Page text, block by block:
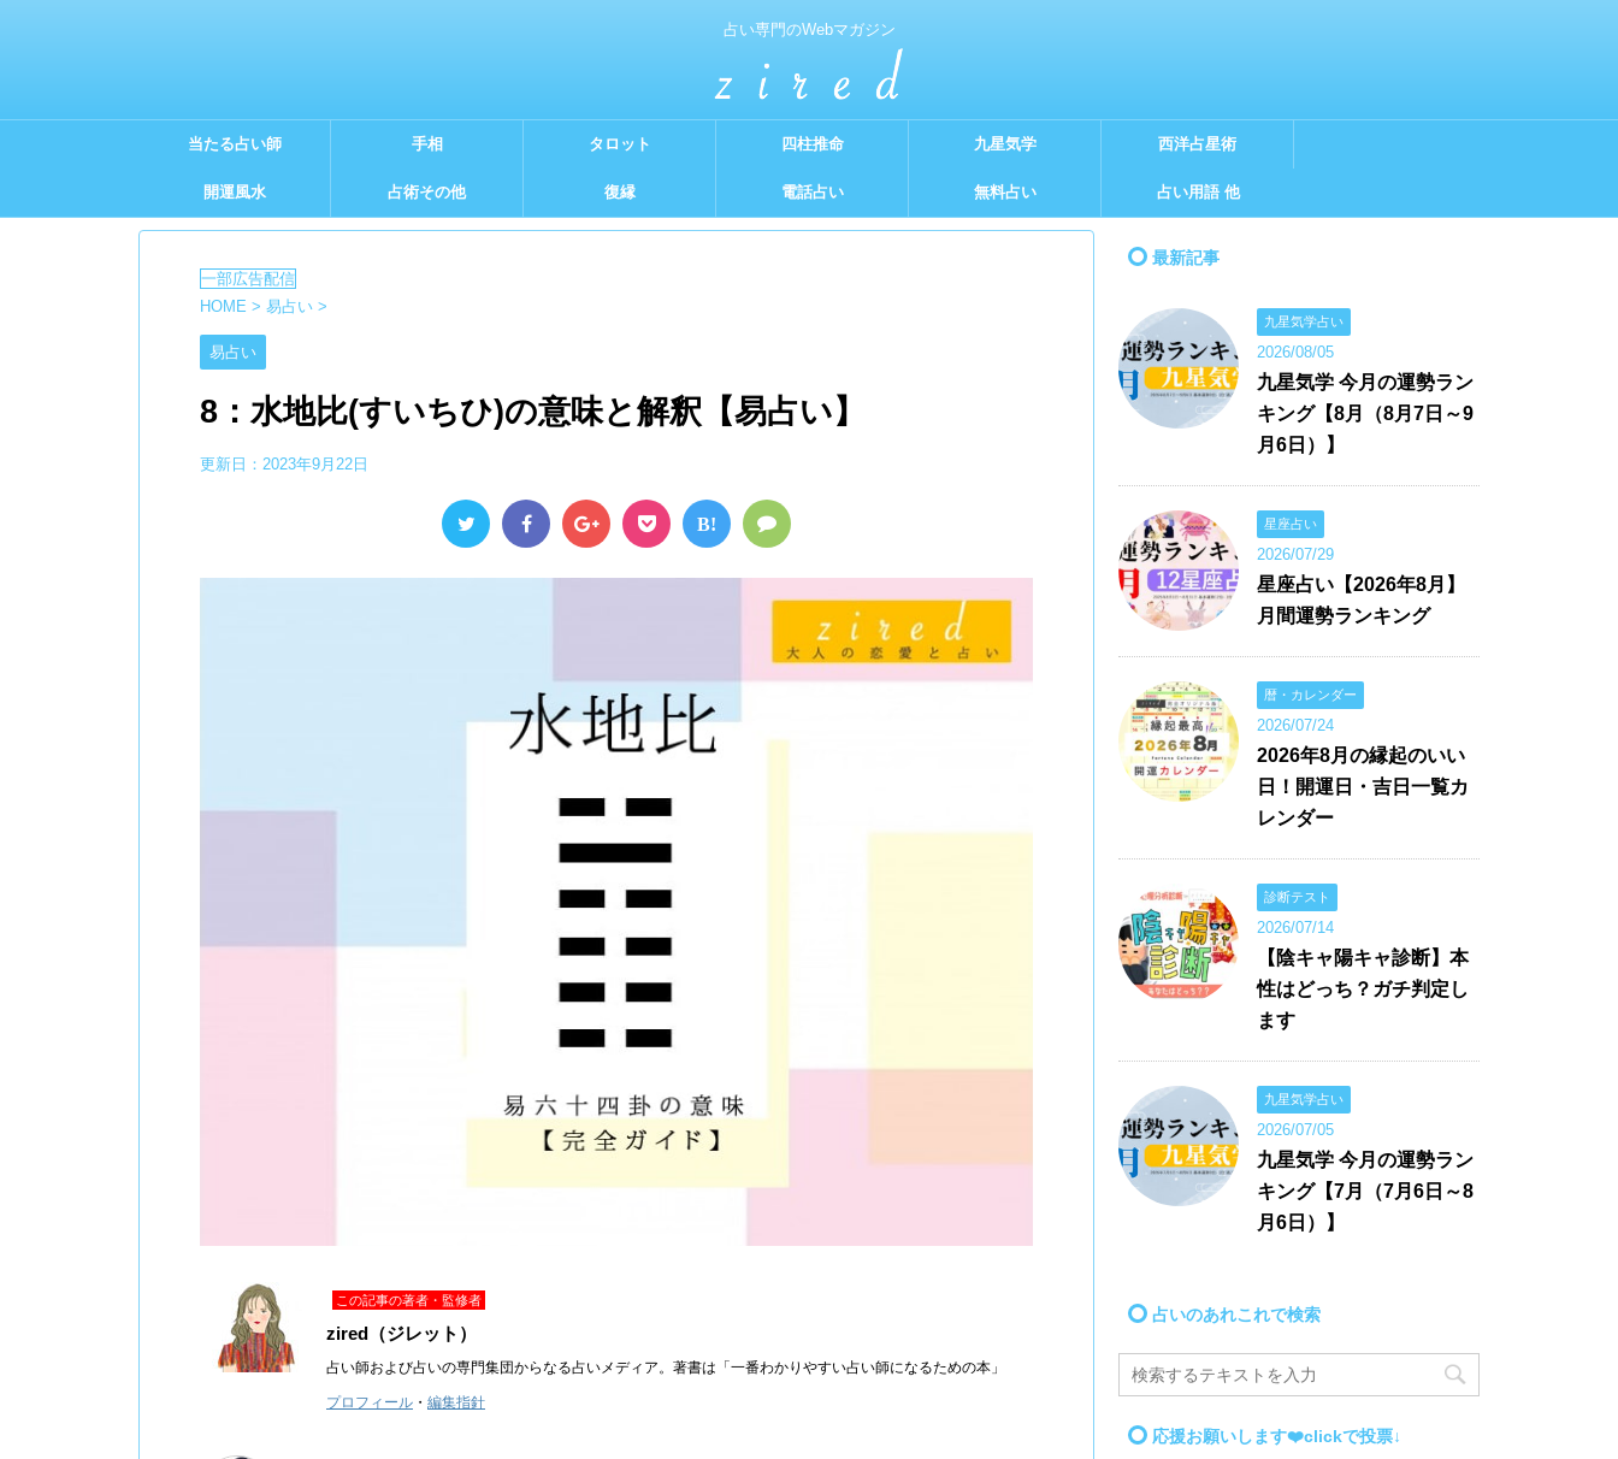
占い専門のWebマガジン
当たる占い師 手相 タロット 四柱推命 九星気学 西洋占星術
開運風水 占術その他 復縁 電話占い 無料占い 占い用語 他
HOME > 易占い >
易占い
8：水地比(すいちひ)の意味と解釈【易占い】
更新日： 2023年9月22日
B!
この記事の著者・監修者
zired（ジレット）
占い師および占いの専門集団からなる占いメディア。著書は「一番わかりやすい占い師になるための本」
プロフィール ・ 編集指針
最新記事
九星気学占い
2026/08/05
九星気学 今月の運勢ラン
キング【8月（8月7日～9
月6日）】
星座占い
2026/07/29
星座占い【2026年8月】
月間運勢ランキング
暦・カレンダー
2026/07/24
2026年8月の縁起のいい
日！開運日・吉日一覧カ
レンダー
診断テスト
2026/07/14
【陰キャ陽キャ診断】本
性はどっち？ガチ判定し
ます
九星気学占い
2026/07/05
九星気学 今月の運勢ラン
キング【7月（7月6日～8
月6日）】
占いのあれこれで検索
応援お願いします❤️clickで投票↓